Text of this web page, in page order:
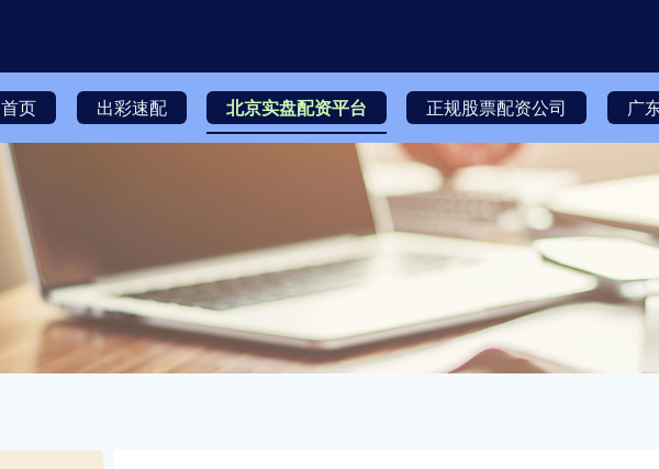
首页 出彩速配 北京实盘配资平台 正规股票配资公司 广